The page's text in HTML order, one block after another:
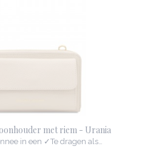
met riem - Urania
in een ✓Te dragen als…